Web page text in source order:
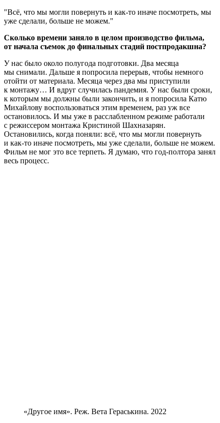
Всё, что мы могли повернуть и как-то иначе посмотреть, мы
уже сделали, больше не можем.
Сколько времени заняло в целом производство фильма,
от начала съемок до финальных стадий постпродакшна?
У нас было около полугода подготовки. Два месяца
мы снимали. Дальше я попросила перерыв, чтобы немного
отойти от материала. Месяца через два мы приступили
к монтажу… И вдруг случилась пандемия. У нас были сроки,
к которым мы должны были закончить, и я попросила Катю
Михайлову воспользоваться этим временем, раз уж все
остановилось. И мы уже в расслабленном режиме работали
с режиссером монтажа Кристиной Шахназарян.
Остановились, когда поняли: всё, что мы могли повернуть
и как-то иначе посмотреть, мы уже сделали, больше не можем.
Фильм не мог это все терпеть. Я думаю, что год-полтора занял
весь процесс.
«Другое имя». Реж. Вета Гераськина. 2022